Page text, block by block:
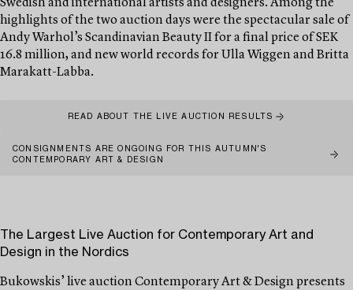
Swedish and international artists and designers. Among the
highlights of the two auction days were the spectacular sale of
Andy Warhol’s Scandinavian Beauty II for a final price of SEK
16.8 million, and new world records for Ulla Wiggen and Britta
Marakatt-Labba.
READ ABOUT THE LIVE AUCTION RESULTS
CONSIGNMENTS ARE ONGOING FOR THIS AUTUMN'S
CONTEMPORARY ART & DESIGN
The Largest Live Auction for Contemporary Art and
Design in the Nordics
Bukowskis’ live auction Contemporary Art & Design presents